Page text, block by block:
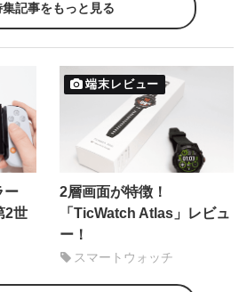
集記事をもっと見る
ー
2世
端末レビュー
2層画面が特徴！
「TicWatch Atlas」レビュ
ー！
スマートウォッチ